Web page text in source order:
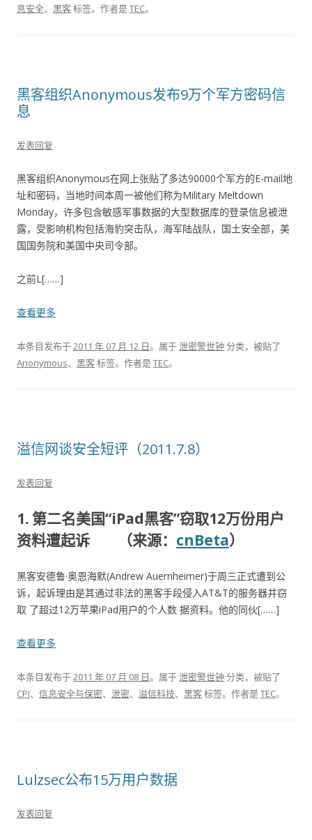
息安全、 黑客标签。 作者是TEC。
黑客组织Anonymous发布9万个军方密码信
息
发表回复
黑客组织Anonymous在网上张贴了多达90000个军方的E-mail地
址和密码，当地时间本周一被他们称为Military Meltdown
Monday，许多包含敏感军事数据的大型数据库的登录信息被泄
露，受影响机构包括海豹突击队，海军陆战队，国土安全部，美
国国务院和美国中央司令部。
之前L[……]
查看更多
本条目发布于2011 年 07 月 12 日。属于泄密警世钟 分类，被贴了
Anonymous、 黑客标签。 作者是TEC。
溢信网谈安全短评（2011.7.8）
发表回复
1. 第二名美国“iPad黑客”窃取12万份用户
资料遭起诉 （来源： cnBeta）
黑客安德鲁·奥恩海默(Andrew Auernheimer)于周三正式遭到公
诉，起诉理由是其通过非法的黑客手段侵入AT&T的服务器并窃
取 了超过12万苹果iPad用户的个人数 据资料。他的同伙[……]
查看更多
本条目发布于2011 年 07 月 08 日。属于泄密警世钟 分类，被贴了
CPI、 信息安全与保密、 泄密、 溢信科技、 黑客标签。 作者是TEC。
Lulzsec公布15万用户数据
发表回复